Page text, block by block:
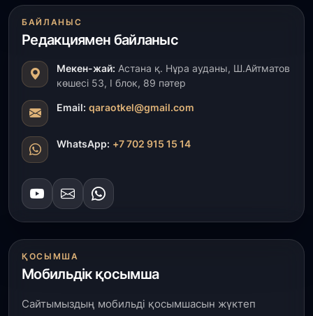
«Ауыл аманаты»: Түркістанда 30,2 млрд теңгеге
4 223 жоба қаржыландырылды
31 шілде, 2026
толық ауыз сумен қамтылды
30 шілде, 2026
Түркістанда «Арыс-2» және Темір ауылының
30 шілде, 2026
Қордайлық қыз-келіншектер ұлттық нақыштағы
креативті бұйымдар шығаруда
29 шілде, 2026
акциясы өтті
БАЙЛАНЫС
Редакциямен байланыс
Мекен-жай: Астана қ. Нұра ауданы, Ш.Айтматов
көшесі 53, І блок, 89 пәтер
Email: qaraotkel@gmail.com
WhatsApp: +7 702 915 15 14
ҚОСЫМША
Мобильдік қосымша
Сайтымыздың мобильді қосымшасын жүктеп